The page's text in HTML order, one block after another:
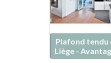
Plafond tendu
Liège -